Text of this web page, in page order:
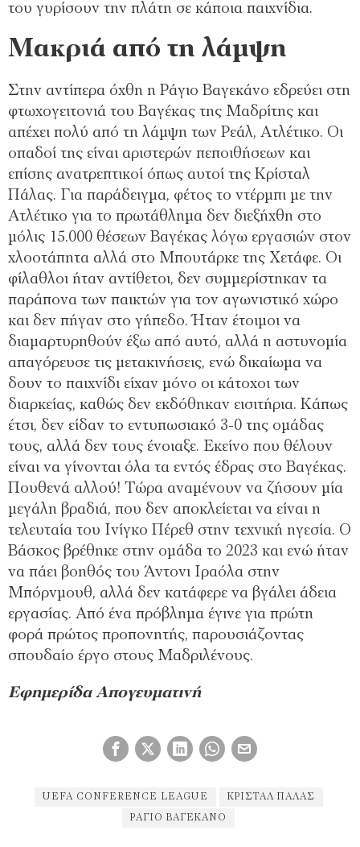
του γυρίσουν την πλάτη σε κάποια παιχνίδια.
Mακριά από τη λάμψη
Στην αντίπερα όχθη η Ράγιο Βαγεκάνο εδρεύει στη
φτωχογειτονιά του Βαγέκας της Μαδρίτης και
απέχει πολύ από τη λάμψη των Ρεάλ, Ατλέτικο. Οι
οπαδοί της είναι αριστερών πεποιθήσεων και
επίσης ανατρεπτικοί όπως αυτοί της Κρίσταλ
Πάλας. Για παράδειγμα, φέτος το ντέρμπι με την
Ατλέτικο για το πρωτάθλημα δεν διεξήχθη στο
μόλις 15.000 θέσεων Βαγέκας λόγω εργασιών στον
χλοοτάπητα αλλά στο Μπουτάρκε της Χετάφε. Οι
φίλαθλοι ήταν αντίθετοι, δεν συμμερίστηκαν τα
παράπονα των παικτών για τον αγωνιστικό χώρο
και δεν πήγαν στο γήπεδο. Ήταν έτοιμοι να
διαμαρτυρηθούν έξω από αυτό, αλλά η αστυνομία
απαγόρευσε τις μετακινήσεις, ενώ δικαίωμα να
δουν το παιχνίδι είχαν μόνο οι κάτοχοι των
διαρκείας, καθώς δεν εκδόθηκαν εισιτήρια. Κάπως
έτσι, δεν είδαν το εντυπωσιακό 3-0 της ομάδας
τους, αλλά δεν τους ένοιαξε. Εκείνο που θέλουν
είναι να γίνονται όλα τα εντός έδρας στο Βαγέκας.
Πουθενά αλλού! Τώρα αναμένουν να ζήσουν μία
μεγάλη βραδιά, που δεν αποκλείεται να είναι η
τελευταία του Ινίγκο Πέρεθ στην τεχνική ηγεσία. Ο
Βάσκος βρέθηκε στην ομάδα το 2023 και ενώ ήταν
να πάει βοηθός του Άντονι Ιραόλα στην
Μπόρνμουθ, αλλά δεν κατάφερε να βγάλει άδεια
εργασίας. Από ένα πρόβλημα έγινε για πρώτη
φορά πρώτος προπονητής, παρουσιάζοντας
σπουδαίο έργο στους Μαδριλένους.
Eφημερίδα Απογευματινή
UEFA CONFERENCE LEAGUE ΚΡΊΣΤΑΛ ΠΆΛΑΣ
ΡΆΓΙΟ ΒΑΓΕΚΆΝΟ